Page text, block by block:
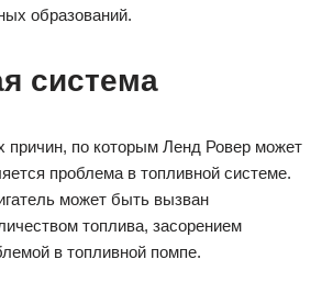
образований.
система
причин, по которым Ленд Ровер может
проблема в топливной системе.
может быть вызван
топлива, засорением
в топливной помпе.